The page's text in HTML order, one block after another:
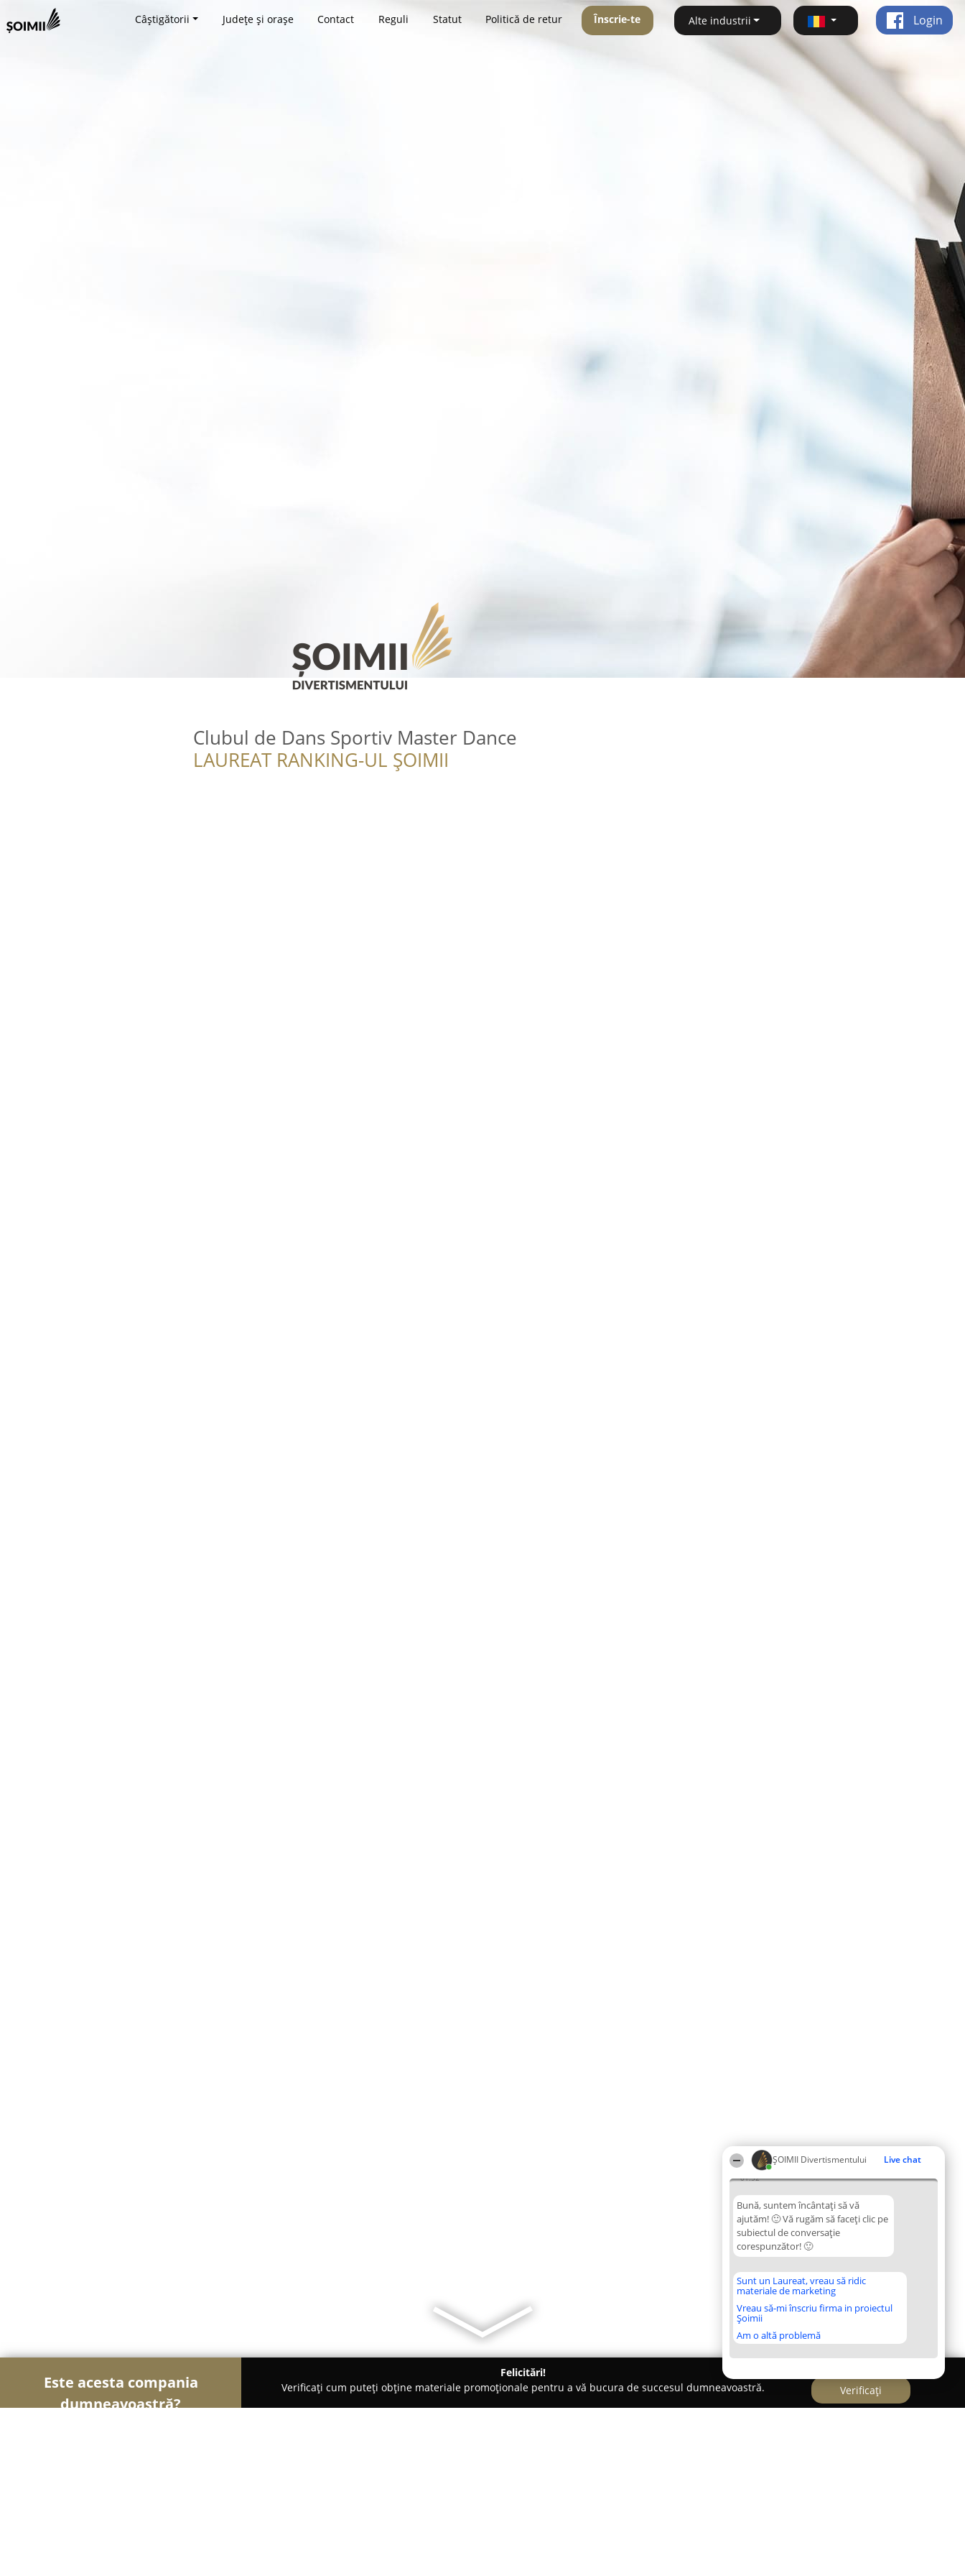
ŞOIMII Divertismentului Live chat
01:52
Bună, suntem încântați să vă
ajutăm! 🙂 Vă rugăm să faceți clic pe
subiectul de conversație
corespunzător! 🙂
Sunt un Laureat, vreau să ridic
materiale de marketing
Vreau să-mi înscriu firma in proiectul
Șoimii
Am o altă problemă
Câștigătorii Județe și orașe Contact Reguli Statut Politică de retur Înscrie-te Alte industrii Login
Clubul de Dans Sportiv Master Dance
LAUREAT RANKING-UL ȘOIMII
Este acesta compania
dumneavoastră?
Felicitări!
Verificați cum puteți obține materiale promoționale pentru a vă bucura de succesul dumneavoastră.
Verificați